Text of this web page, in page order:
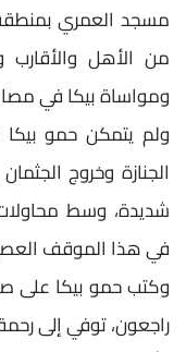
مسجد العمري
من الأهل والأقارب
ومواساة بيكا في
ولم يتمكن حمو
الجنازة وخروج
شديدة، وسط
في هذا الموقف
وكتب حمو بيكا على
راجعون، توفي إلى رحمة